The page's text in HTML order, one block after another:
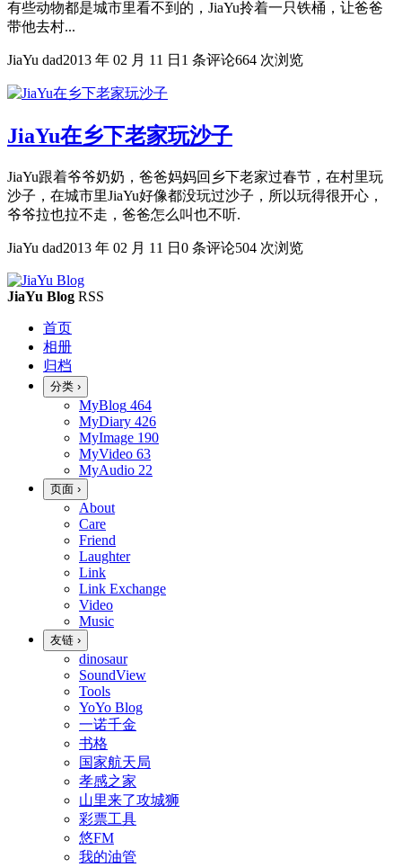
有些动物都是城市里看不到的，JiaYu拎着一只铁桶，让爸爸
带他去村...
JiaYu dad2013 年 02 月 11 日 1 条评论664 次浏览
JiaYu在乡下老家玩沙子
JiaYu跟着爷爷奶奶，爸爸妈妈回乡下老家过春节，在村里玩
沙子，在城市里JiaYu好像都没玩过沙子，所以玩得很开心，
爷爷拉也拉不走，爸爸怎么叫也不听.
JiaYu dad2013 年 02 月 11 日 0 条评论504 次浏览
JiaYu Blog RSS
首页
相册
归档
分类 ›
MyBlog 464
MyDiary 426
MyImage 190
MyVideo 63
MyAudio 22
页面 ›
About
Care
Friend
Laughter
Link
Link Exchange
Video
Music
友链 ›
dinosaur
SoundView
Tools
YoYo Blog
一诺千金
书格
国家航天局
孝感之家
山里来了攻城狮
彩票工具
悠FM
我的油管